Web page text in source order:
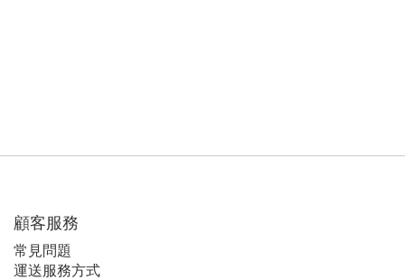
顧客服務
常見問題
運送服務方式